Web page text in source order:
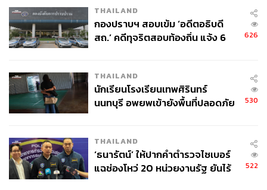
TAGS: การเมืองไทย อนุทิน ชาญวีรกูล
ลงพื้นที่ตรวจราชการ
อรรษิษฐ์ สัมพันธรัตน์
อดิศักดิ์ แก้วมุงคุณทรัพย์
อุดรธานี
168
จ่ายหนี้-แอบระบุแบรนด์
THAILAND
กองปราบฯ สอบเข้ม ‘อดีตอธิบดี
สถ.’ คดีทุจริตสอบท้องถิ่น แจ้ง 6
626
THAILAND
นักเรียนโรงเรียนเทพศิรินทร์
นนทบุรี อพยพเข้ายังพื้นที่ปลอดภัย
530
THAILAND
‘ธนารัตน์’ ให้ปากคำตำรวจไซเบอร์
แฉช่องโหว่ 20 หน่วยงานรัฐ ยันไร้
522